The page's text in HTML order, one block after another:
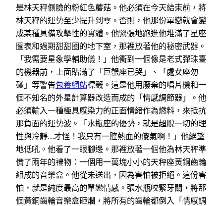
是林天秤側臉的粉紅色蘑菇。他必須在今天結束前，將
林天秤的運勢至少提升到零。否則，他那份單戀就會變
成某種具備攻擊性的實體。他緊張地跑進他堆滿了星座
圖表和過期甜甜圈的地下室，那裡放著他的秘密武器。
「我需要星象學輔助儀！」他衝到一個像是老式彈珠臺
的機器前，上面貼滿了「巨蟹座已哭」、「處女座勿
碰」等警告包養網站標籤。這是他用廢棄的唱片機和一
個不知名的外星計算器改造而成的「情感調節器」。他
必須輸入一種極具感染力的正面情緒作為燃料，來抵抗
那負面的運勢波。「水瓶座的優勢，就是超脫一切的理
性與冷靜…才怪！我只有一腔熱血的傻氣啊！」他絕望
地低吼。他看了一眼腳邊。那裡放著一個他為林天秤準
備了兩年的禮物：一個用一萬塊小小的天秤座黃銅齒輪
組成的音樂盒。他從未送出，因為害怕被拒絕。這份害
怕，就是純度最高的單戀情感。張水瓶咬緊牙關，將那
個黃銅齒輪音樂盒砸爛，將所有的齒輪都倒入「情感調